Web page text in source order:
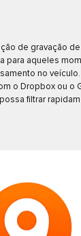
de gravação
para aqueles
no
o Dropbox ou o
filtrar